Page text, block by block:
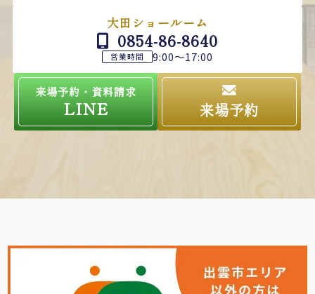
大田ショールーム
0854-86-8640
営業時間 9:00～17:00
来場予約・資料請求
LINE 来場予約